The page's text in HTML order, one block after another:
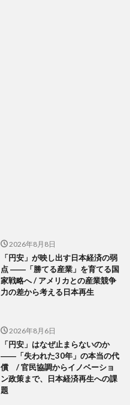
2026年8月8日
「円安」が映し出す日本経済の弱
点 ――「勝てる産業」を育てる国
家戦略へ / アメリカとの産業競争
力の差から考える日本再生
2026年8月6日
「円安」はなぜ止まらないのか
――「失われた30年」の本当の代
償 / 官民協調からイノベーショ
ン政策まで、日本経済再生への課
題